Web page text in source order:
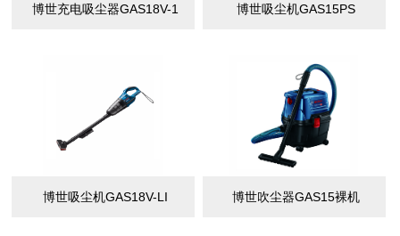
博世充电吸尘器GAS18V-1 博世吸尘机GAS15PS
博世吸尘机GAS18V-LI 博世吹尘器GAS15裸机